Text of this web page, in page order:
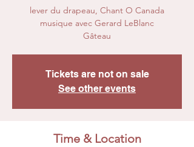
lever du drapeau, Chant O Canada
musique avec Gerard LeBlanc
Gâteau
Tickets are not on sale
See other events
Time & Location